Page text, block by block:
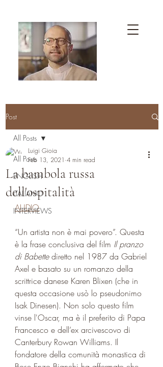
Post
All Posts
ENGLISH
ITALIANO
INTERVIEWS
All Posts
La bambola russa
dell'ospitalità
Luigi Gioia
Feb 13, 2021 4 min read
AUDIO
“Un artista non è mai povero”. Questa
è la frase conclusiva del film Il pranzo
di Babette diretto nel 1987 da Gabriel
Axel e basato su un romanzo della
scrittrice danese Karen Blixen (che in
questa occasione usò lo pseudonimo
Isak Dinesen). Non solo questo film
vinse l'Oscar, ma è il preferito di Papa
Francesco e dell’ex arcivescovo di
Canterbury Rowan Williams. Il
fondatore della comunità monastica di